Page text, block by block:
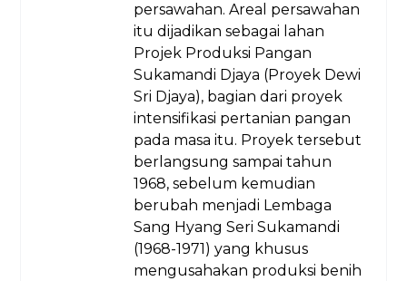
persawahan. Areal persawahan
itu dijadikan sebagai lahan
Projek Produksi Pangan
Sukamandi Djaya (Proyek Dewi
Sri Djaya), bagian dari proyek
intensifikasi pertanian pangan
pada masa itu. Proyek tersebut
berlangsung sampai tahun
1968, sebelum kemudian
berubah menjadi Lembaga
Sang Hyang Seri Sukamandi
(1968-1971) yang khusus
mengusahakan produksi benih